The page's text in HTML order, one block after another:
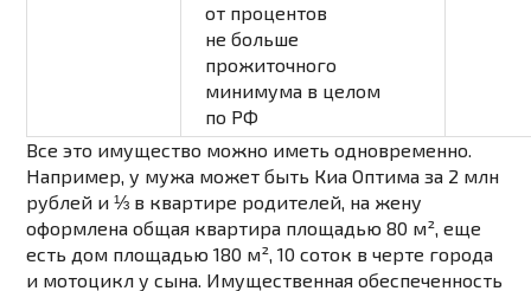
от процентов
не больше
прожиточного
минимума в целом
по РФ
Все это имущество можно иметь одновременно.
Например, у мужа может быть Киа Оптима за 2 млн
рублей и ⅓ в квартире родителей, на жену
оформлена общая квартира площадью 80 м², еще
есть дом площадью 180 м², 10 соток в черте города
и мотоцикл у сына. Имущественная обеспеченность